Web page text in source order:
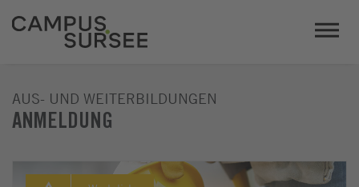
AUS- UND WEITERBILDUNGEN
ANMELDUNG